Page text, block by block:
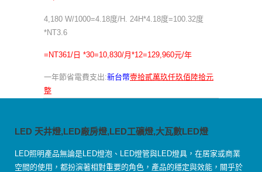
4,180 W/1000=4.18度/H. 24H*4.18度=100.32度
*NT3.6
=NT361/日 *30=10,830/月*12=129,960元/年
一年節省電費支出:新台幣壹拾貳萬玖仟玖佰陸拾元
整
LED 天井燈,LED廠房燈,LED工礦燈,大瓦數LED燈
LED照明產品無論是LED燈泡、LED燈管與LED燈具，在居家或商業
空間的使用，都扮演著相對重要的角色，產品的穩定與效能，關乎於